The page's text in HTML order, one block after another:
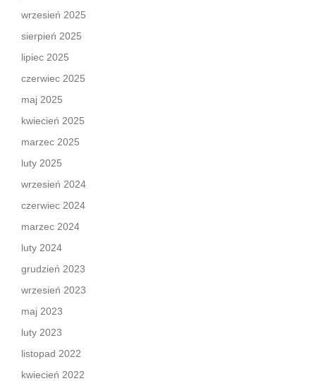
wrzesień 2025
sierpień 2025
lipiec 2025
czerwiec 2025
maj 2025
kwiecień 2025
marzec 2025
luty 2025
wrzesień 2024
czerwiec 2024
marzec 2024
luty 2024
grudzień 2023
wrzesień 2023
maj 2023
luty 2023
listopad 2022
kwiecień 2022